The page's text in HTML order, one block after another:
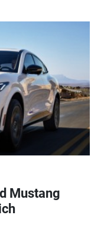
Mustang